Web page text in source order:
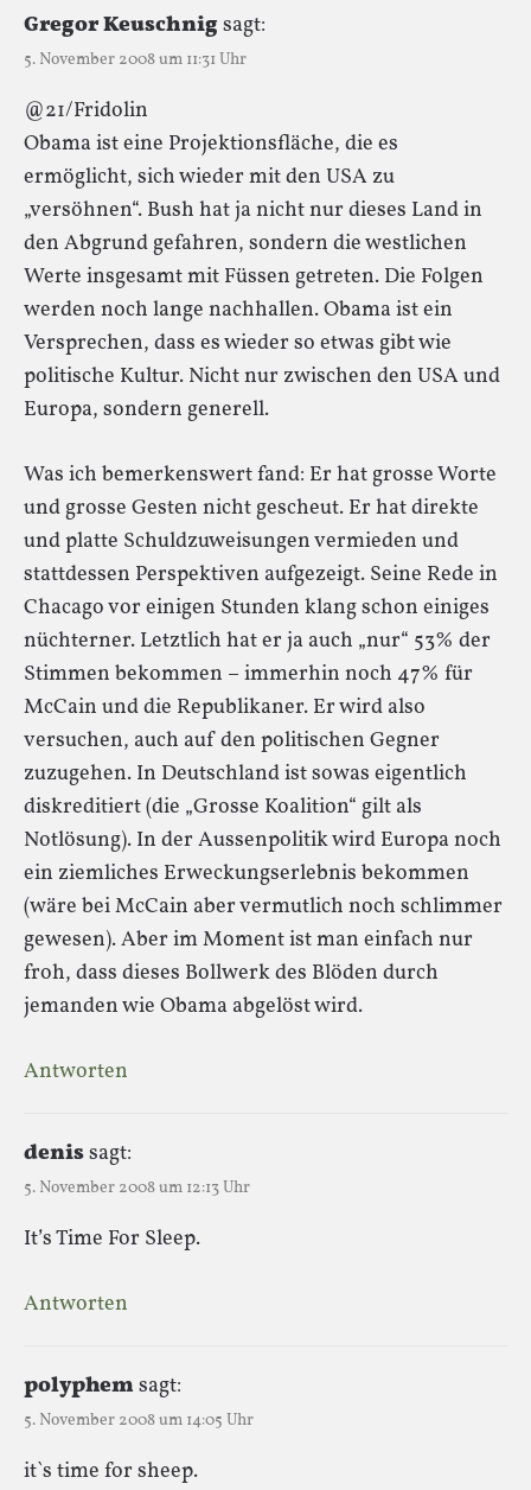
Gregor Keuschnigsagt:
5. November 2008 um 11:31 Uhr
@21/Fridolin
Obama ist eine Projektionsfläche, die es
ermöglicht, sich wieder mit den USA zu
„versöhnen“. Bush hat ja nicht nur dieses Land in
den Abgrund gefahren, sondern die westlichen
Werte insgesamt mit Füssen getreten. Die Folgen
werden noch lange nachhallen. Obama ist ein
Versprechen, dass es wieder so etwas gibt wie
politische Kultur. Nicht nur zwischen den USA und
Europa, sondern generell.
Was ich bemerkenswert fand: Er hat grosse Worte
und grosse Gesten nicht gescheut. Er hat direkte
und platte Schuldzuweisungen vermieden und
stattdessen Perspektiven aufgezeigt. Seine Rede in
Chacago vor einigen Stunden klang schon einiges
nüchterner. Letztlich hat er ja auch „nur“ 53% der
Stimmen bekommen – immerhin noch 47% für
McCain und die Republikaner. Er wird also
versuchen, auch auf den politischen Gegner
zuzugehen. In Deutschland ist sowas eigentlich
diskreditiert (die „Grosse Koalition“ gilt als
Notlösung). In der Aussenpolitik wird Europa noch
ein ziemliches Erweckungserlebnis bekommen
(wäre bei McCain aber vermutlich noch schlimmer
gewesen). Aber im Moment ist man einfach nur
froh, dass dieses Bollwerk des Blöden durch
jemanden wie Obama abgelöst wird.
Antworten
denissagt:
5. November 2008 um 12:13 Uhr
It’s Time For Sleep.
Antworten
polyphemsagt:
5. November 2008 um 14:05 Uhr
it`s time for sheep.